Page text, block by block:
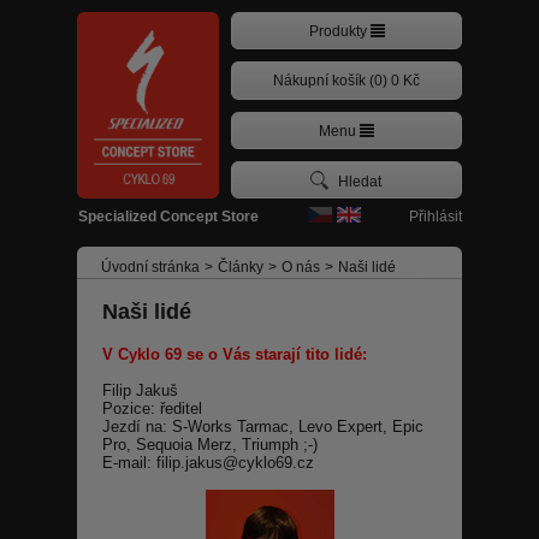
Specialized Concept Store Přihlásit
Produkty
Nákupní košík (0) 0 Kč
Menu
Úvodní stránka > Články > O nás > Naši lidé
Naši lidé
V Cyklo 69 se o Vás starají tito lidé:
Filip Jakuš
Pozice: ředitel
Jezdí na: S-Works Tarmac, Levo Expert, Epic
Pro, Sequoia Merz, Triumph ;-)
E-mail: filip.jakus@cyklo69.cz